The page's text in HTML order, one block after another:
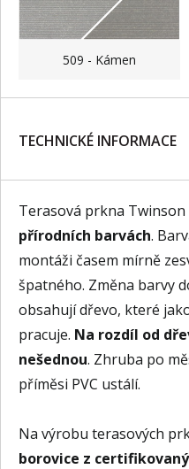
509 - Kámen
TECHNICKÉ INFORMACE
Terasová prkna
přírodních barvách.
montáži časem mírně
špatného. Změna barvy
obsahují dřevo, které
pracuje. Na rozdíl od
nešednou. Zhruba po
příměsi PVC ustálí.
Na výrobu terasových
borovice z